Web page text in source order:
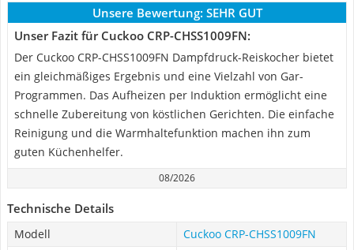
Unsere Bewertung: SEHR GUT
Unser Fazit für Cuckoo CRP-CHSS1009FN:
Der Cuckoo CRP-CHSS1009FN Dampfdruck-Reiskocher bietet
ein gleichmäßiges Ergebnis und eine Vielzahl von Gar-
Programmen. Das Aufheizen per Induktion ermöglicht eine
schnelle Zubereitung von köstlichen Gerichten. Die einfache
Reinigung und die Warmhaltefunktion machen ihn zum
guten Küchenhelfer.
08/2026
Technische Details
Modell
Cuckoo CRP-CHSS1009FN